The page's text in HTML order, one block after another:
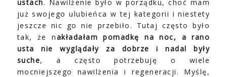
ustach. Nawilżenie było w porządku, choć mam
już swojego ulubieńca w tej kategorii i niestety
jeszcze nic go nie przebiło. Tutaj często było
tak, że nakładałam pomadkę na noc, a rano
usta nie wyglądały za dobrze i nadal były
suche, a często potrzebuję o wiele
mocniejszego nawilżenia i regeneracji. Myślę,